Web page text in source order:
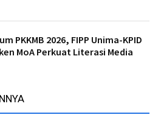
PKKMB 2026, FIPP Unima-KPID
MoA Perkuat Literasi Media